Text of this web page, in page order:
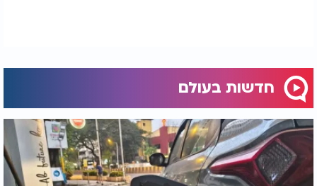
חדשות בעולם